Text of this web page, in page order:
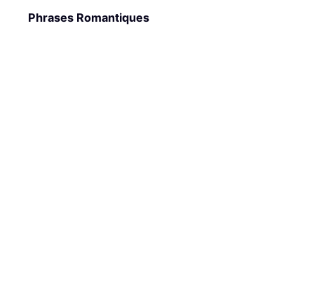
Phrases Romantiques